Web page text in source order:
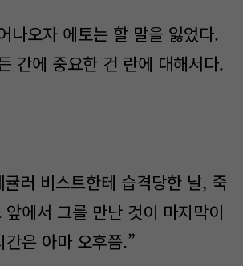
나오자 에토는 할 말을 잃었다.
간에 중요한 건 란에 대해서다.
러 비스트한테 습격당한 날, 죽
에서 그를 만난 것이 마지막이
은 아마 오후쯤.”